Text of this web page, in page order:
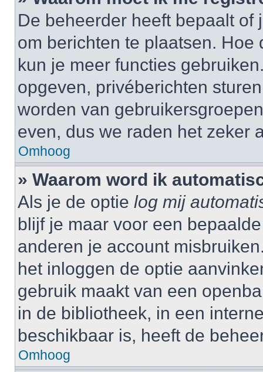
De beheerder heeft bepaalt
om berichten te plaatsen.
kun je meer functies
opgeven, privéberichten
worden van
even, dus we raden het zeker
Omhoog
» Waarom word ik
Als je de optie log mij
blijf je maar voor een
anderen je account
het inloggen de optie
gebruik maakt van een
in de bibliotheek, in een
beschikbaar is, heeft de
Omhoog